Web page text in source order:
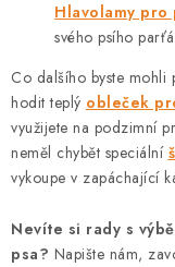
Hlavolamy pro
svého psího
Co dalšího byste mohli
hodit teplý obleček
využijete na podzimní
neměl chybět speciální
vykoupe v zapáchající
Nevíte si rady s
psa? Napište nám,